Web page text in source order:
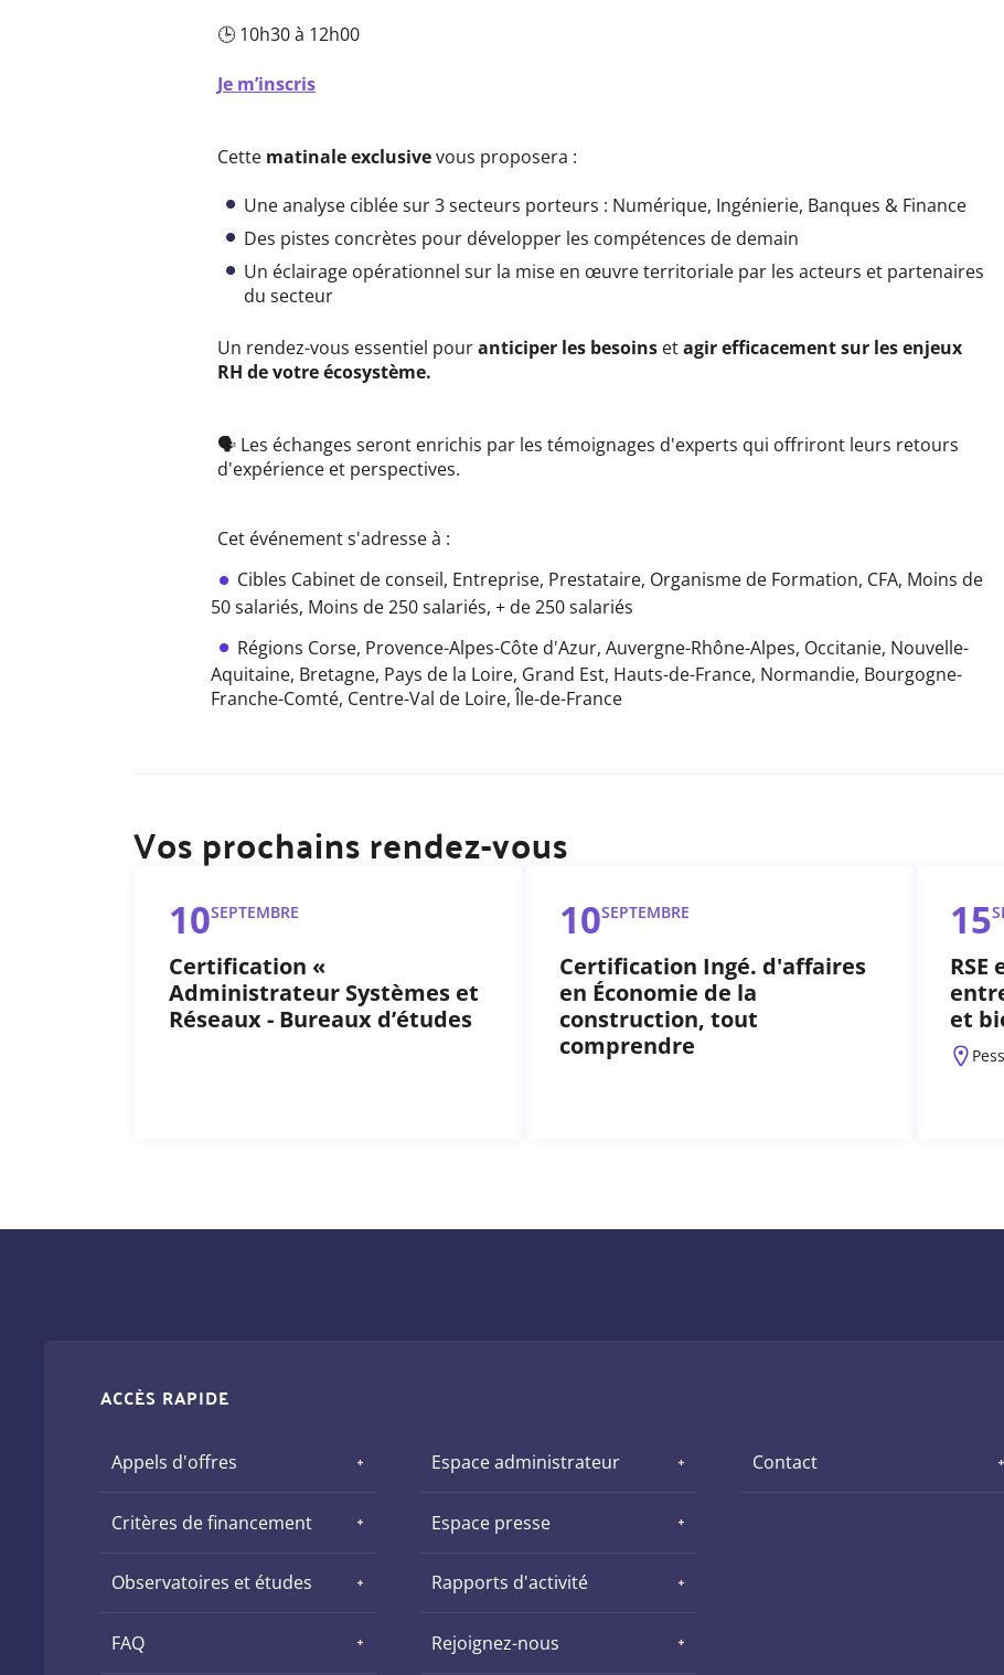
🕒 10h30 à 12h00
Je m’inscris
Cettematinale exclusivevous proposera :
Une analyse ciblée sur 3 secteurs porteurs : Numérique, Ingénierie, Banques & Finance
Des pistes concrètes pour développer les compétences de demain
Un éclairage opérationnel sur la mise en œuvre territoriale par les acteurs et partenaires
du secteur
Un rendez-vous essentiel pouranticiper les besoinsetagir efficacementsur les enjeux
RH de votre écosystème.
🗣️Les échanges seront enrichis par les témoignages d'experts qui offriront leurs retours
d'expérience et perspectives.
Cet événement s'adresse à :
Cibles Cabinet de conseil, Entreprise, Prestataire, Organisme de Formation, CFA, Moins de
50 salariés, Moins de 250 salariés, + de 250 salariés
Régions Corse, Provence-Alpes-Côte d'Azur, Auvergne-Rhône-Alpes, Occitanie, Nouvelle-
Aquitaine, Bretagne, Pays de la Loire, Grand Est, Hauts-de-France, Normandie, Bourgogne-
Franche-Comté, Centre-Val de Loire,Île-de-France
Vos prochains rendez-vous
10SEPTEMBRE
Certification «
Administrateur Systèmes et
Réseaux - Bureaux d’études
10SEPTEMBRE
Certification Ingé. d'affaires
en Économie de la
construction, tout
comprendre
15
et
ACCÈS RAPIDE
Appels d'offres
Critères de financement
Observatoires et études
FAQ
Espace administrateur
Espace presse
Rapports d'activité
Rejoignez-nous
Contact